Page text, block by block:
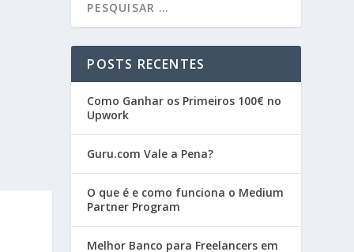
POSTS RECENTES
Como Ganhar os Primeiros 100€ no
Upwork
Guru.com Vale a Pena?
O que é e como funciona o Medium
Partner Program
Melhor Banco para Freelancers em